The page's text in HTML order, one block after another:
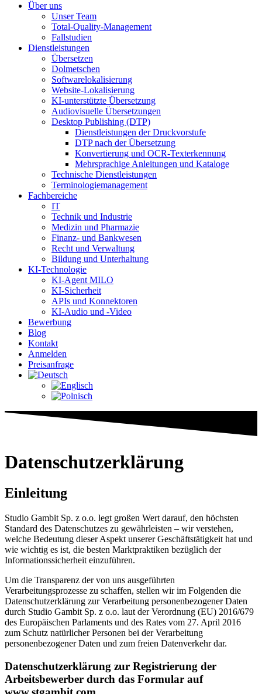
Über uns
Unser Team
Total-Quality-Management
Fallstudien
Dienstleistungen
Übersetzen
Dolmetschen
Softwarelokalisierung
Website-Lokalisierung
KI-unterstützte Übersetzung
Audiovisuelle Übersetzungen
Desktop Publishing (DTP)
Dienstleistungen der Druckvorstufe
DTP nach der Übersetzung
Konvertierung und OCR-Texterkennung
Mehrsprachige Anleitungen und Kataloge
Technische Dienstleistungen
Terminologiemanagement
Fachbereiche
IT
Technik und Industrie
Medizin und Pharmazie
Finanz- und Bankwesen
Recht und Verwaltung
Bildung und Unterhaltung
KI-Technologie
KI-Agent MILO
KI-Sicherheit
APIs und Konnektoren
KI-Audio und -Video
Bewerbung
Blog
Kontakt
Anmelden
Preisanfrage
Datenschutzerklärung
Einleitung
Studio Gambit Sp. z o.o. legt großen Wert darauf, den höchsten
Standard des Datenschutzes zu gewährleisten – wir verstehen,
welche Bedeutung dieser Aspekt unserer Geschäftstätigkeit hat und
wie wichtig es ist, die besten Marktpraktiken bezüglich der
Informationssicherheit einzuführen.
Um die Transparenz der von uns ausgeführten
Verarbeitungsprozesse zu schaffen, stellen wir im Folgenden die
Datenschutzerklärung zur Verarbeitung personenbezogener Daten
durch Studio Gambit Sp. z o.o. laut der Verordnung (EU) 2016/679
des Europäischen Parlaments und des Rates vom 27. April 2016
zum Schutz natürlicher Personen bei der Verarbeitung
personenbezogener Daten und zum freien Datenverkehr dar.
Datenschutzerklärung zur Registrierung der
Arbeitsbewerber durch das Formular auf